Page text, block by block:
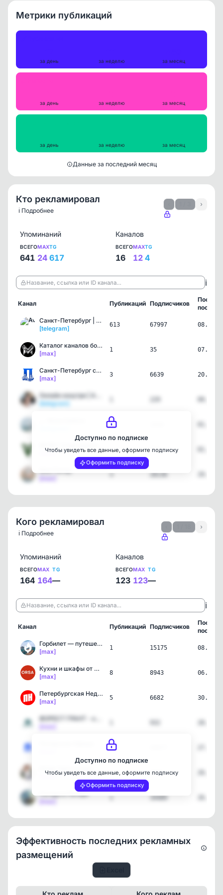
Метрики публикаций
за день за неделю за месяц
за день за неделю за месяц
за день за неделю за месяц
Данные за последний месяц
Кто рекламировал
ℹ️ Подробнее
›
Упоминаний
ВСЕГО
641
MAX
24
TG
617
Каналов
ВСЕГО
16
MAX
12
TG
4
Название, ссылка или ID канала… ℹ️
Канал Публикаций Подписчиков
пост
Санкт-Петербург | Питер …
[telegram]
613 67997
Каталог каналов ботов в …
[max]
1 35
Санкт-Петербург сейчас
[max]
3 6639
[telegram]
2
[max]
1 259
3 28136
Доступно по подписке
Чтобы увидеть все данные, оформите подписку
Оформить подписку
Кого рекламировал
ℹ️ Подробнее
›
Упоминаний
ВСЕГО
164
MAX
164
TG
—
Каналов
ВСЕГО
123
MAX
123
TG
—
Название, ссылка или ID канала… ℹ️
Канал Публикаций Подписчиков
пост
Горбилет — путешествия с…
[max]
1 15175
Кухни и шкафы от фабрики…
[max]
8 8943
Петербургская Недвижимос…
[max]
5 6682
[max]
3
[max]
1 1071
Погода в Питере
1 34489
Доступно по подписке
Чтобы увидеть все данные, оформите подписку
Оформить подписку
Эффективность последних рекламных
размещений